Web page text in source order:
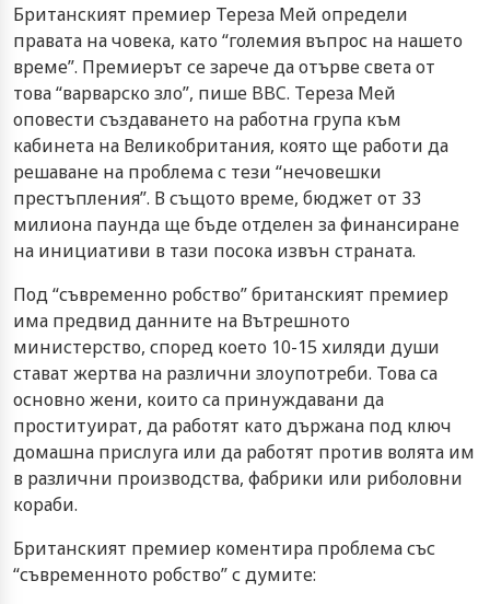
Британският премиер Тереза Мей определи
правата на човека, като “големия въпрос на нашето
време”. Премиерът се зарече да отърве света от
това “варварско зло”, пише BBC. Тереза Мей
оповести създаването на работна група към
кабинета на Великобритания, която ще работи да
решаване на проблема с тези “нечовешки
престъпления”. В същото време, бюджет от 33
милиона паунда ще бъде отделен за финансиране
на инициативи в тази посока извън страната.
Под “съвременно робство” британският премиер
има предвид данните на Вътрешното
министерство, според което 10-15 хиляди души
стават жертва на различни злоупотреби. Това са
основно жени, които са принуждавани да
проституират, да работят като държана под ключ
домашна прислуга или да работят против волята им
в различни производства, фабрики или риболовни
кораби.
Британският премиер коментира проблема със
“съвременното робство” с думите: